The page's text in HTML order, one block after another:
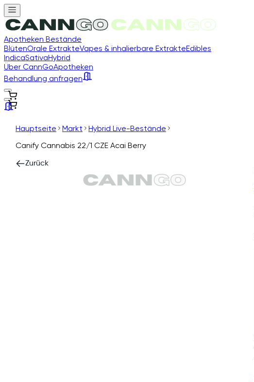
Apotheken Bestände
BlütenOrale ExtrakteVapes & inhalierbare ExtrakteEdibles
IndicaSativaHybrid
Über CannGoApotheken
Behandlung anfragen
Hauptseite Markt
Hybrid Live-Bestände
Canify Cannabis 22/1 CZE Acai Berry
Zurück